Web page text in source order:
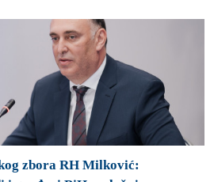
zbora RH Milković: